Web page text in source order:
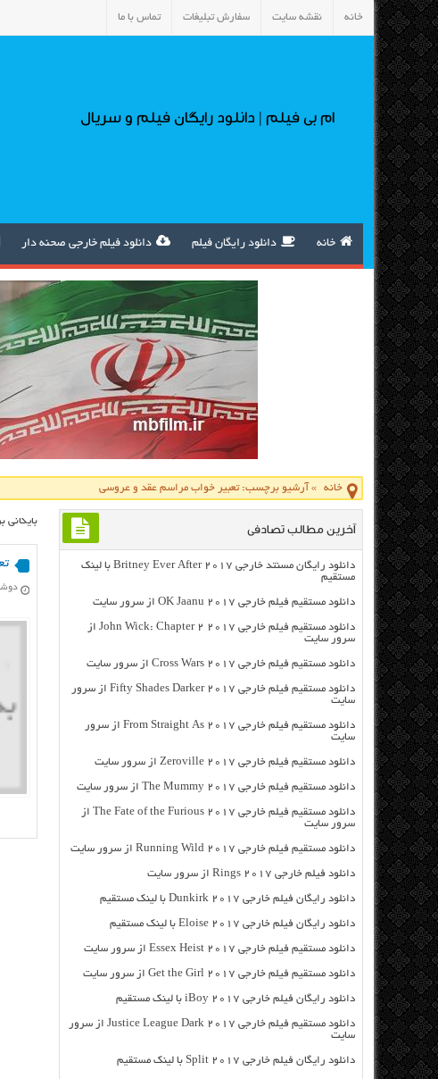
خانه نقشه سایت سفارش تبلیغات تماس با ما
ام بی فیلم | دانلود رایگان فیلم و سریال
خانه دانلود رایگان فیلم دانلود فیلم خارجی صحنه دار
خانه » آرشیو برچسب: تعبیر خواب مراسم عقد و عروسی
دوشنبه
آخرین مطالب تصادفی
دانلود رایگان مسنتد خارجی Britney Ever After 2017 با لینک
مستقیم
دانلود مستقیم فیلم خارجی OK Jaanu 2017 از سرور سایت
دانلود مستقیم فیلم خارجی John Wick: Chapter 2 2017 از
سرور سایت
دانلود مستقیم فیلم خارجی Cross Wars 2017 از سرور سایت
دانلود مستقیم فیلم خارجی Fifty Shades Darker 2017 از سرور
سایت
دانلود مستقیم فیلم خارجی From Straight As 2017 از سرور
سایت
دانلود مستقیم فیلم خارجی Zeroville 2017 از سرور سایت
دانلود مستقیم فیلم خارجی The Mummy 2017 از سرور سایت
دانلود مستقیم فیلم خارجی The Fate of the Furious 2017 از
سرور سایت
دانلود مستقیم فیلم خارجی Running Wild 2017 از سرور سایت
دانلود فیلم خارجی Rings 2017 از سرور سایت
دانلود رایگان فیلم خارجی Dunkirk 2017 با لینک مستقیم
دانلود رایگان فیلم خارجی Eloise 2017 با لینک مستقیم
دانلود مستقیم فیلم خارجی Essex Heist 2017 از سرور سایت
دانلود مستقیم فیلم خارجی Get the Girl 2017 از سرور سایت
دانلود رایگان فیلم خارجی iBoy 2017 با لینک مستقیم
دانلود مستقیم فیلم خارجی Justice League Dark 2017 از سرور
سایت
دانلود رایگان فیلم خارجی Split 2017 با لینک مستقیم